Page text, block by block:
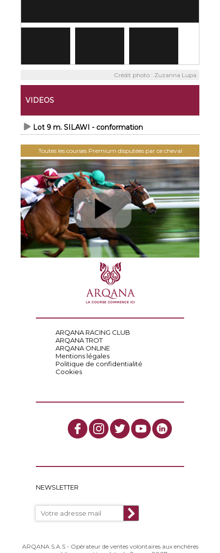
Crédit photo : Zuzanna Lupa
VIDEOS
Lot 9 m. SILAWI - conformation
Toutes les courses Premium disputées par ce cheval
ARQANA RACING CLUB
ARQANA TROT
ARQANA ONLINE
Mentions légales
Politique de confidentialité
Cookies
NEWSLETTER
ARQANA S.A.S - Opérateur de ventes volontaires aux enchères